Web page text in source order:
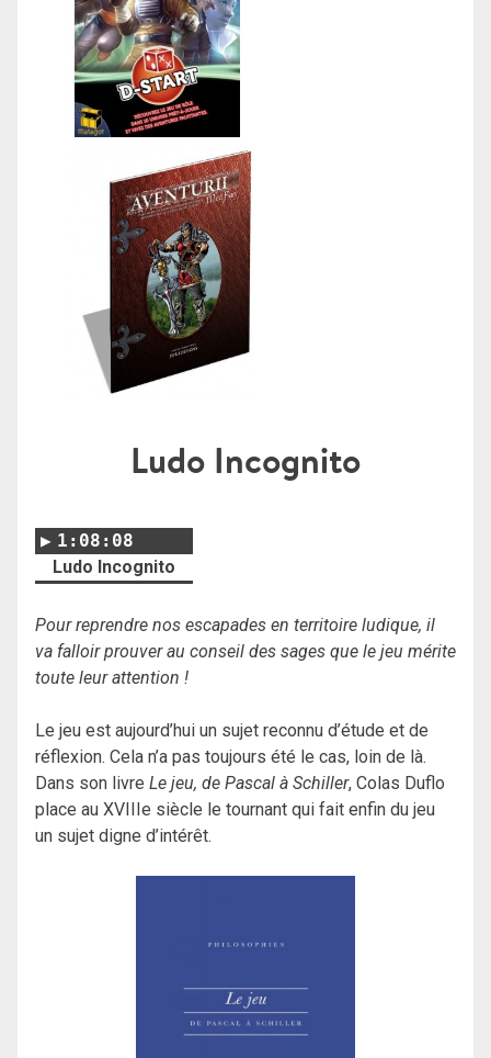
Ludo Incognito
1:08:08
Ludo Incognito
Pour reprendre nos escapades en territoire ludique, il
va falloir prouver au conseil des sages que le jeu mérite
toute leur attention !
Le jeu est aujourd’hui un sujet reconnu d’étude et de
réflexion. Cela n’a pas toujours été le cas, loin de là.
Dans son livre Le jeu, de Pascal à Schiller, Colas Duflo
place au XVIIIe siècle le tournant qui fait enfin du jeu
un sujet digne d’intérêt.